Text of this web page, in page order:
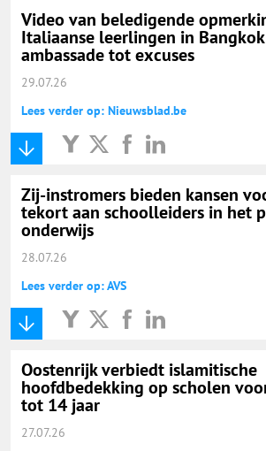
Video van beledigende
Italiaanse leerlingen in
ambassade tot excuses
29.07.26
Lees verder op: Nieuwsblad.be
Zij-instromers bieden kansen
tekort aan schoolleiders in het
onderwijs
28.07.26
Lees verder op: AVS
Oostenrijk verbiedt islamitische
hoofdbedekking op scholen
tot 14 jaar
27.07.26